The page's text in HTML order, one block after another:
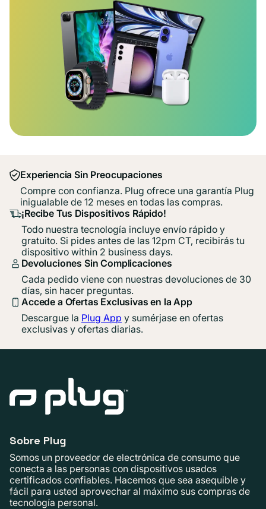
Experiencia Sin Preocupaciones
Compre con confianza. Plug ofrece una garantía Plug
inigualable de 12 meses en todas las compras.
¡Recibe Tus Dispositivos Rápido!
Todo nuestra tecnología incluye envío rápido y
gratuito. Si pides antes de las 12pm CT, recibirás tu
dispositivo within 2 business days.
Devoluciones Sin Complicaciones
Cada pedido viene con nuestras devoluciones de 30
días, sin hacer preguntas.
Accede a Ofertas Exclusivas en la App
Descargue la Plug App y sumérjase en ofertas
exclusivas y ofertas diarias.
Sobre Plug
Somos un proveedor de electrónica de consumo que
conecta a las personas con dispositivos usados ​​
certificados confiables. Hacemos que sea asequible y
fácil para usted aprovechar al máximo sus compras de
tecnología personal.